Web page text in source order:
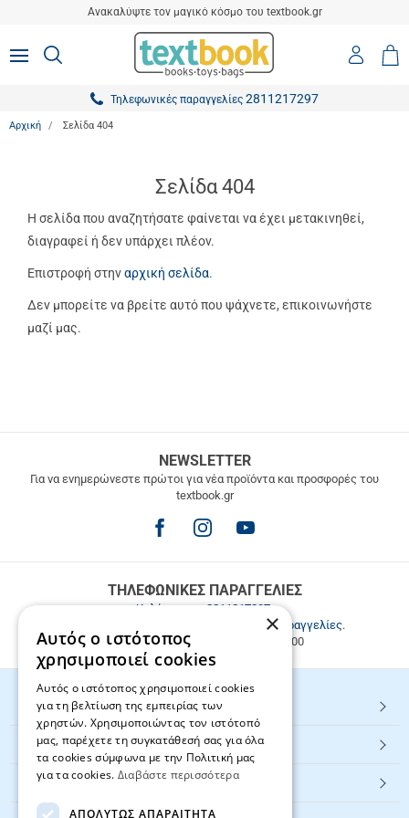
Ανακαλύψτε τον μαγικό κόσμο του textbook.gr
MENUΑΝΑΖΗΤΗΣΗ
Τηλεφωνικές παραγγελίες 2811217297
Αρχική Σελίδα 404
Σελίδα 404
Η σελίδα που αναζητήσατε φαίνεται να έχει μετακινηθεί,
διαγραφεί ή δεν υπάρχει πλέον.
Επιστροφή στηναρχική σελίδα.
Δεν μπορείτε να βρείτε αυτό που ψάχνετε, επικοινωνήστε
μαζί μας.
ΜΕΤΑΦΟΡΙΚΑ
άνω
NEWSLETTER
Για να ενημερώνεστε πρώτοι για νέα προϊόντα και προσφορές του
textbook.gr
ΤΗΛΕΦΩΝΙΚΕΣ ΠΑΡΑΓΓΕΛΙΕΣ
Καλέστε μας2811217297.
Εξυπηρέτηση πελατών & τηλεφωνικές παραγγελίες.
Δευ. - Παρ. 9:00-17:00, Σάβ. 9:00-15:00
HOT ΚΑΤΗΓΟΡΙΕΣ
ΕΞΥΠΗΡΕΤΗΣΗ ΠΕΛΑΤΩΝ
Textbook.gr
×
Αυτός ο ιστότοπος
χρησιμοποιεί cookies
Αυτός ο ιστότοπος χρησιμοποιεί cookies
για τη βελτίωση της εμπειρίας των
χρηστών. Χρησιμοποιώντας τον ιστότοπό
μας, παρέχετε τη συγκατάθεσή σας για όλα
τα cookies σύμφωνα με την Πολιτική μας
για τα cookies. Διαβάστε περισσότερα
ΑΠΟΛΎΤΩΣ ΑΠΑΡΑΊΤΗΤΑ